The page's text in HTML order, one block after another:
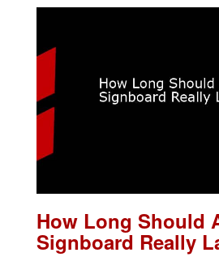
How Long Should
Signboard Really